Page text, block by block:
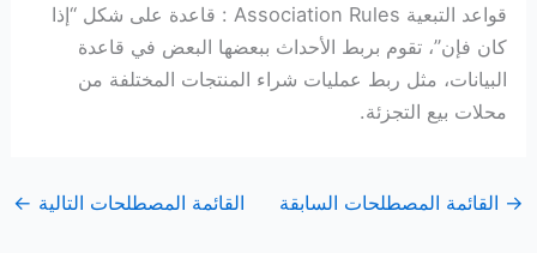
قواعد التبعية Association Rules : قاعدة على شكل “إذا
كان فإن”، تقوم بربط الأحداث ببعضها البعض في قاعدة
البيانات، مثل ربط عمليات شراء المنتجات المختلفة من
محلات بيع التجزئة.
→ القائمة المصطلحات السابقة القائمة المصطلحات التالية ←